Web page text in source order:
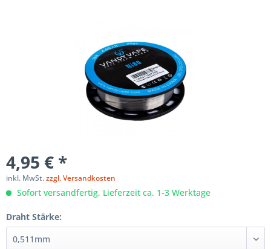
4,95 € *
inkl. MwSt.zzgl. Versandkosten
Sofort versandfertig, Lieferzeit ca. 1-3 Werktage
Draht Stärke: